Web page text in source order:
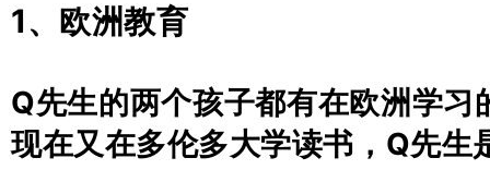
1、欧洲教育
Q先生的两个孩子都有在欧洲学习
现在又在多伦多大学读书，Q先生